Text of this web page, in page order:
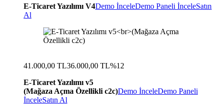
E-Ticaret Yazılımı V4Demo İnceleDemo Paneli İnceleSatın
Al
41.000,00 TL36.000,00 TL%12
E-Ticaret Yazılımı v5
(Mağaza Açma Özellikli c2c)Demo İnceleDemo Paneli
İnceleSatın Al